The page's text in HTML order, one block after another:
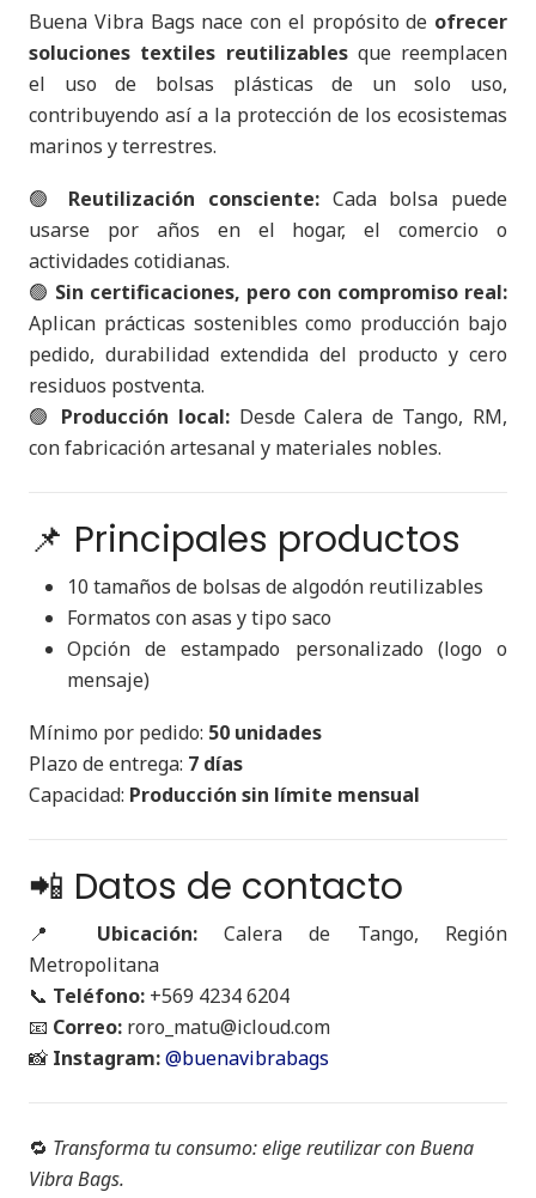
Buena Vibra Bags nace con el propósito de ofrecer
soluciones textiles reutilizablesque reemplacen
el uso de bolsas plásticas de un solo uso,
contribuyendo así a la protección de los ecosistemas
marinos y terrestres.
🟢 Reutilización consciente: Cada bolsa puede
usarse por años en el hogar, el comercio o
actividades cotidianas.
🟢 Sin certificaciones, pero con compromiso real:
Aplican prácticas sostenibles como producción bajo
pedido, durabilidad extendida del producto y cero
residuos postventa.
🟢 Producción local:Desde Calera de Tango, RM,
con fabricación artesanal y materiales nobles.
📌 Principales productos
10 tamaños de bolsas de algodón reutilizables
Formatos con asas y tipo saco
Opción de estampado personalizado (logo o
mensaje)
Mínimo por pedido: 50 unidades
Plazo de entrega: 7 días
Capacidad: Producción sin límite mensual
📲 Datos de contacto
📍 Ubicación:Calera de Tango, Región
Metropolitana
📞 Teléfono: +569 4234 6204
📧 Correo: roro_matu@icloud.com
📸 Instagram:@buenavibrabags
🔁 Transforma tu consumo: elige reutilizar con Buena
Vibra Bags.